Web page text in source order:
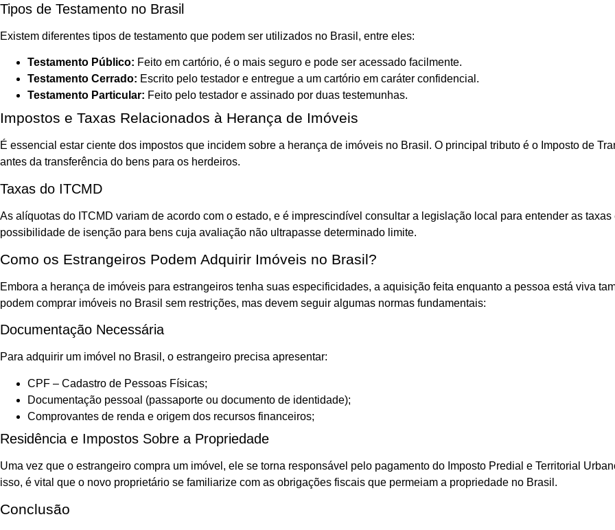
Tipos de Testamento no Brasil
Existem diferentes tipos de testamento que podem ser utilizados no Brasil, entre eles:
Testamento Público: Feito em cartório, é o mais seguro e pode ser acessado facilmente.
Testamento Cerrado: Escrito pelo testador e entregue a um cartório em caráter confidencial.
Testamento Particular: Feito pelo testador e assinado por duas testemunhas.
Impostos e Taxas Relacionados à Herança de Imóveis
É essencial estar ciente dos impostos que incidem sobre a herança de imóveis no Brasil. O principal tributo é o Imposto de
antes da transferência do bens para os herdeiros.
Taxas do ITCMD
As alíquotas do ITCMD variam de acordo com o estado, e é imprescindível consultar a legislação local para entender as
possibilidade de isenção para bens cuja avaliação não ultrapasse determinado limite.
Como os Estrangeiros Podem Adquirir Imóveis no Brasil?
Embora a herança de imóveis para estrangeiros tenha suas especificidades, a aquisição feita enquanto a pessoa está viva
podem comprar imóveis no Brasil sem restrições, mas devem seguir algumas normas fundamentais:
Documentação Necessária
Para adquirir um imóvel no Brasil, o estrangeiro precisa apresentar:
CPF – Cadastro de Pessoas Físicas;
Documentação pessoal (passaporte ou documento de identidade);
Comprovantes de renda e origem dos recursos financeiros;
Residência e Impostos Sobre a Propriedade
Uma vez que o estrangeiro compra um imóvel, ele se torna responsável pelo pagamento do Imposto Predial e Territorial
isso, é vital que o novo proprietário se familiarize com as obrigações fiscais que permeiam a propriedade no Brasil.
Conclusão